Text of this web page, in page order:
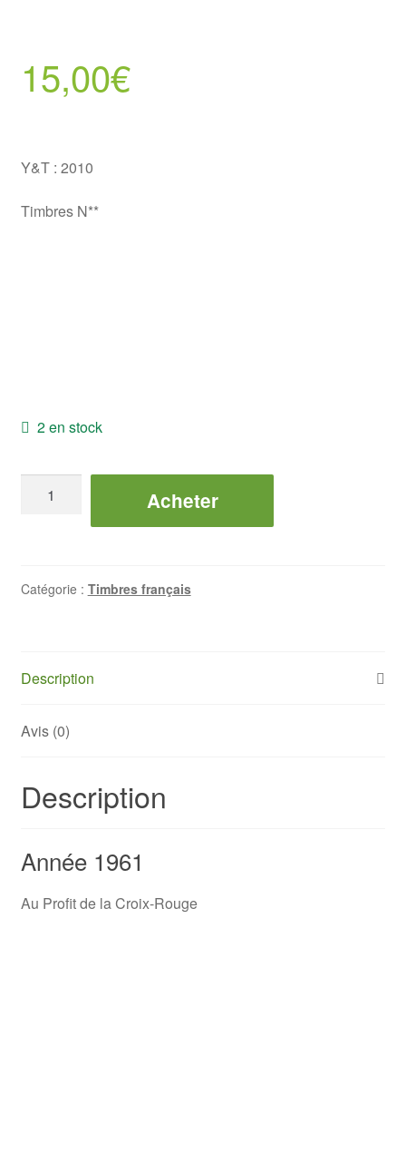
15,00€
Y&T : 2010
Timbres N**
2 en stock
Carnet
Acheter
Catégorie : Timbres français
Description
Avis (0)
Description
Année 1961
Au Profit de la Croix-Rouge